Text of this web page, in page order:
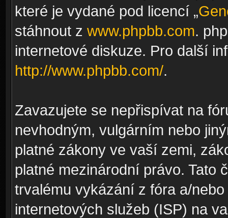
které je vydané pod licencí „
stáhnout z www.phpbb.com.
internetové diskuze. Pro další
http://www.phpbb.com/.
Zavazujete se nepřispívat na
nevhodným, vulgárním nebo
platné zákony ve vaší zemi,
platné mezinárodní právo. Tato
trvalému vykázání z fóra a/
internetových služeb (ISP) na